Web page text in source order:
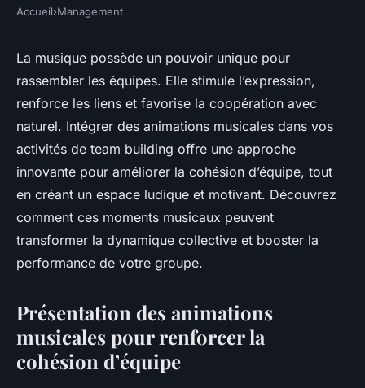
MANAGEMENT
Boostez la cohésion d'équipe
avec des animations musicales
Mathieu •10 octobre 2025•7 min de lecture
Accueil›Management
La musique possède un pouvoir unique pour
rassembler les équipes. Elle stimule l’expression,
renforce les liens et favorise la coopération avec
naturel. Intégrer des animations musicales dans vos
activités de team building offre une approche
innovante pour améliorer la cohésion d’équipe, tout
en créant un espace ludique et motivant. Découvrez
comment ces moments musicaux peuvent
transformer la dynamique collective et booster la
performance de votre groupe.
Présentation des animations
musicales pour renforcer la
cohésion d’équipe